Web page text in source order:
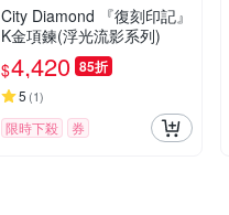
City Diamond 『復刻印記』
K金項鍊(浮光流影系列)
$4,420 85折
5 (1)
限時下殺 券